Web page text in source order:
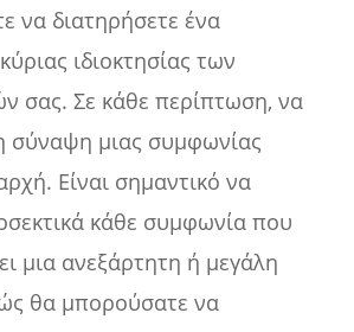
να διατηρήσετε ένα
ιδιοκτησίας των
σας. Σε κάθε περίπτωση, να
σύναψη μιας συμφωνίας
Είναι σημαντικό να
κάθε συμφωνία που
μια ανεξάρτητη ή μεγάλη
θα μπορούσατε να